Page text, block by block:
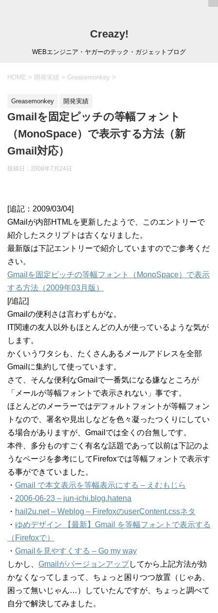
Creazy!
WEBエンジニア・ヤガーのテック・ガジェットブログ
HOME > 開発実績 > Greasemonkey >
Greasemonkey 開発実績
Gmailを固定ピッチの等幅フォント
（MonoSpace）で表示する方法（新
Gmail対応）
投稿日： 2008年7月24日
[追記：2009/03/04]
GMailが内部HTMLを更新したようで、このエントリーで
紹介したスクリプトは古くなりました。
最新版は下記エントリーで紹介していますのでご参考くだ
さい。
Gmailを固定ピッチの等幅フォント（MonoSpace）で表示
する方法（2009年03月版）
[/追記]
Gmailの便利さは言わずもがな。
IT関連の友人以外もほとんどの人が使っているような気が
します。
かくいうワタシも、たくさんあるメールアドレスを全部
Gmailに集約して使っています。
さて、そんな便利なGmailで一番気になる嫌なところが
「メールが等幅フォントで表示されない」事です。
ほとんどのメーラーではデフォルトフォントが等幅フォン
トなので、署名や見出しなどを色々凝ったつくりにしてい
る場合がありますが、Gmailでは全くの台無しです。
本件、多分ものすごく有名な話題であって以前は下記のよ
うなページを参考にしてFirefoxでは等幅フォントで表示す
る事ができていました。
・ Gmail で本文表示を等幅表示にする – えむもじら
・ 2006-06-23 – jun-ichi.blog.hatena
・ hail2u.net – Weblog – FirefoxのuserContent.cssネタ
・ ゆめデザイン 【最新】Gmail を等幅フォントで表示する
（Firefoxで）
・ Gmailを見やすくする – Go my way
しかし、 Gmailがバージョンアップしてから上記方法が効
かなくなってしまって、ちょっと困りつつ放置（じゃあ、
困って無いじゃん…）していたんですが、ちょっと調べて
自分で解決してみました。